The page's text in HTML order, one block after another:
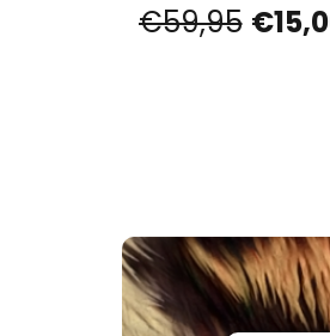
€59,95